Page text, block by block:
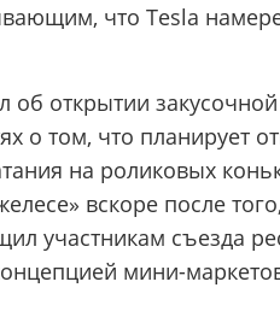
что Tesla
об открытии
о том, что планирует
на роликовых
вскоре после
участникам съезда
мини-